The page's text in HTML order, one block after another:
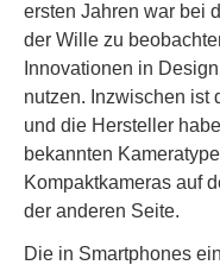
ersten Jahren war bei
der Wille zu
Innovationen in
nutzen. Inzwischen ist
und die Hersteller
bekannten
Kompaktkameras auf
der anderen Seite.
Die in Smartphones